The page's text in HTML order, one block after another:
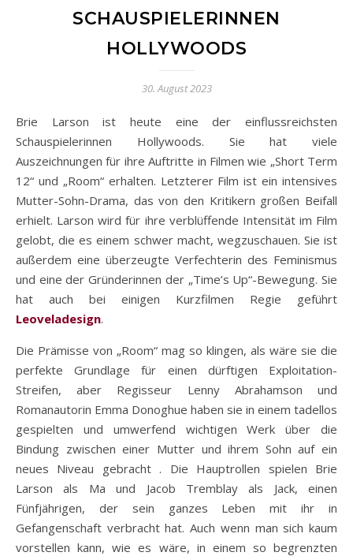
SCHAUSPIELERINNEN
HOLLYWOODS
30. August 2023
Brie Larson ist heute eine der einflussreichsten
Schauspielerinnen Hollywoods. Sie hat viele
Auszeichnungen für ihre Auftritte in Filmen wie „Short Term
12“ und „Room“ erhalten. Letzterer Film ist ein intensives
Mutter-Sohn-Drama, das von den Kritikern großen Beifall
erhielt. Larson wird für ihre verblüffende Intensität im Film
gelobt, die es einem schwer macht, wegzuschauen. Sie ist
außerdem eine überzeugte Verfechterin des Feminismus
und eine der Gründerinnen der „Time’s Up“-Bewegung. Sie
hat auch bei einigen Kurzfilmen Regie geführt
Leoveladesign.
Die Prämisse von „Room“ mag so klingen, als wäre sie die
perfekte Grundlage für einen dürftigen Exploitation-
Streifen, aber Regisseur Lenny Abrahamson und
Romanautorin Emma Donoghue haben sie in einem tadellos
gespielten und umwerfend wichtigen Werk über die
Bindung zwischen einer Mutter und ihrem Sohn auf ein
neues Niveau gebracht . Die Hauptrollen spielen Brie
Larson als Ma und Jacob Tremblay als Jack, einen
Fünfjährigen, der sein ganzes Leben mit ihr in
Gefangenschaft verbracht hat. Auch wenn man sich kaum
vorstellen kann, wie es wäre, in einem so begrenzten